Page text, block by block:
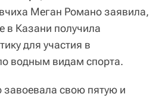
Меган Романо заявила,
в Казани получила
для участия в
водным видам спорта.
завоевала свою пятую и